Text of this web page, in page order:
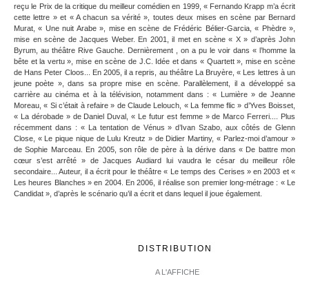
reçu le Prix de la critique du meilleur comédien en 1999, « Fernando Krapp m’a écrit
cette lettre » et « A chacun sa vérité », toutes deux mises en scène par Bernard
Murat, « Une nuit Arabe », mise en scène de Frédéric Bélier-Garcia, « Phèdre »,
mise en scène de Jacques Weber. En 2001, il met en scène « X » d’après John
Byrum, au théâtre Rive Gauche. Dernièrement , on a pu le voir dans « l’homme la
bête et la vertu », mise en scène de J.C. Idée et dans « Quartett », mise en scène
de Hans Peter Cloos... En 2005, il a repris, au théâtre La Bruyère, « Les lettres à un
jeune poète », dans sa propre mise en scène. Parallèlement, il a développé sa
carrière au cinéma et à la télévision, notamment dans : « Lumière » de Jeanne
Moreau, « Si c’était à refaire » de Claude Lelouch, « La femme flic » d’Yves Boisset,
« La dérobade » de Daniel Duval, « Le futur est femme » de Marco Ferreri.... Plus
récemment dans : « La tentation de Vénus » d’Ivan Szabo, aux côtés de Glenn
Close, « Le pique nique de Lulu Kreutz » de Didier Martiny, « Parlez-moi d’amour »
de Sophie Marceau. En 2005, son rôle de père à la dérive dans « De battre mon
cœur s’est arrêté » de Jacques Audiard lui vaudra le césar du meilleur rôle
secondaire... Auteur, il a écrit pour le théâtre « Le temps des Cerises » en 2003 et «
Les heures Blanches » en 2004. En 2006, il réalise son premier long-métrage : « Le
Candidat », d’après le scénario qu’il a écrit et dans lequel il joue également.
DISTRIBUTION
A L'AFFICHE